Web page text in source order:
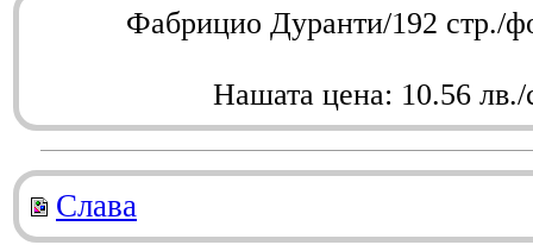
Фабрицио Дуранти/192 стр./
Нашата цена: 10.56 лв./
Слава